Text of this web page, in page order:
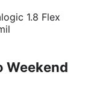
1.8 Flex
Weekend